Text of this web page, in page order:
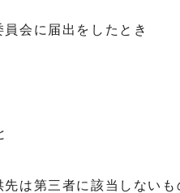
会に届出をしたとき
は第三者に該当しないも